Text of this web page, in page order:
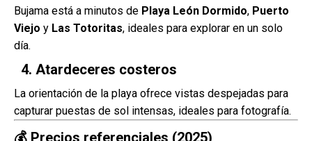
Bujama está a minutos de Playa León Dormido, Puerto
Viejo y Las Totoritas, ideales para explorar en un solo
día.
4. Atardeceres costeros
La orientación de la playa ofrece vistas despejadas para
capturar puestas de sol intensas, ideales para fotografía.
💰 Precios referenciales (2025)